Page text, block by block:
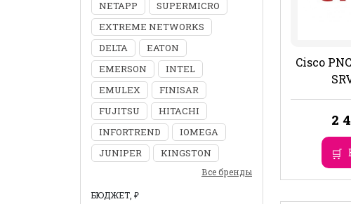
NETAPP
SUPERMICRO
EXTREME NETWORKS
DELTA
EATON
EMERSON
INTEL
EMULEX
FINISAR
FUJITSU
HITACHI
INFORTREND
IOMEGA
JUNIPER
KINGSTON
Все бренды
БЮДЖЕТ, ₽
Cisco
2